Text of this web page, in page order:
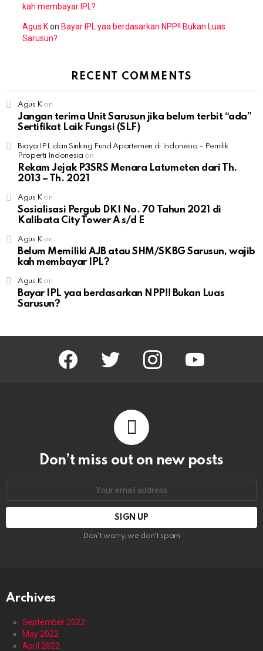
kah membayar IPL?
Agus Kon Bayar IPL yaa berdasarkan NPP!! Bukan Luas
Sarusun?
RECENT COMMENTS
Agus Kon
Jangan terima Unit Sarusun jika belum terbit “ada”
Sertifikat Laik Fungsi (SLF)
Biaya IPL dan Sinking Fund Apartemen di Indonesia – Pemilik
Properti Indonesia on
Rekam Jejak P3SRS Menara Latumeten dari Th.
2013 – Th. 2021
Agus Kon
Sosialisasi Pergub DKI No. 70 Tahun 2021 di
Kalibata City Tower A s/d E
Agus Kon
Belum Memiliki AJB atau SHM/SKBG Sarusun, wajib
kah membayar IPL?
Agus Kon
Bayar IPL yaa berdasarkan NPP!! Bukan Luas
Sarusun?
facebook twitter instagram
Don’t miss out on new posts
Don't worry, we don't spam
Archives
September 2022
May 2022
April 2022